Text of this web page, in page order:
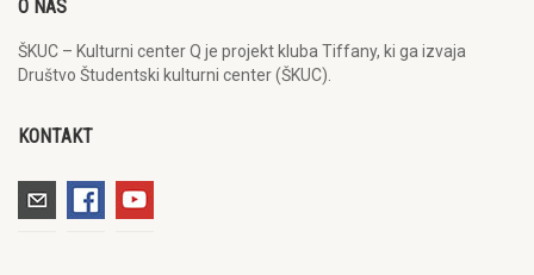
O NAS
ŠKUC – Kulturni center Q je projekt kluba Tiffany, ki ga izvaja
Društvo Študentski kulturni center (ŠKUC).
KONTAKT